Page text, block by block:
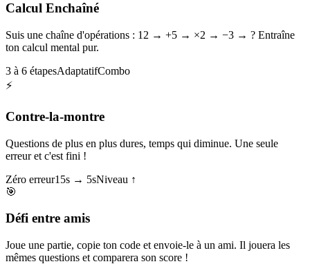
Calcul Enchaîné
Suis une chaîne d'opérations : 12 → +5 → ×2 → −3 → ? Entraîne
ton calcul mental pur.
3 à 6 étapesAdaptatifCombo
⚡
Contre-la-montre
Questions de plus en plus dures, temps qui diminue. Une seule
erreur et c'est fini !
Zéro erreur15s → 5sNiveau ↑
🎯
Défi entre amis
Joue une partie, copie ton code et envoie-le à un ami. Il jouera les
mêmes questions et comparera son score !